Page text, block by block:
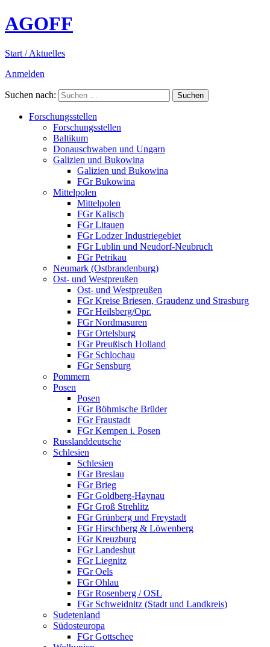
AGOFF
Start / Aktuelles
Anmelden
Suchen nach:
Forschungsstellen
Forschungsstellen
Baltikum
Donauschwaben und Ungarn
Galizien und Bukowina
Galizien und Bukowina
FGr Bukowina
Mittelpolen
Mittelpolen
FGr Kalisch
FGr Litauen
FGr Lodzer Industriegebiet
FGr Lublin und Neudorf-Neubruch
FGr Petrikau
Neumark (Ostbrandenburg)
Ost- und Westpreußen
Ost- und Westpreußen
FGr Kreise Briesen, Graudenz und Strasburg
FGr Heilsberg/Opr.
FGr Nordmasuren
FGr Ortelsburg
FGr Preußisch Holland
FGr Schlochau
FGr Sensburg
Pommern
Posen
Posen
FGr Böhmische Brüder
FGr Fraustadt
FGr Kempen i. Posen
Russlanddeutsche
Schlesien
Schlesien
FGr Breslau
FGr Brieg
FGr Goldberg-Haynau
FGr Groß Strehlitz
FGr Grünberg und Freystadt
FGr Hirschberg & Löwenberg
FGr Kreuzburg
FGr Landeshut
FGr Liegnitz
FGr Oels
FGr Ohlau
FGr Rosenberg / OSL
FGr Schweidnitz (Stadt und Landkreis)
Sudetenland
Südosteuropa
FGr Gottschee